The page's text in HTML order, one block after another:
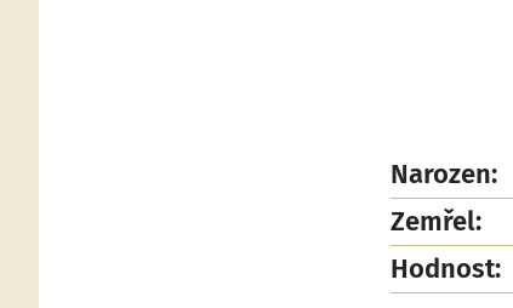
Narozen:
Zemřel:
Hodnost: